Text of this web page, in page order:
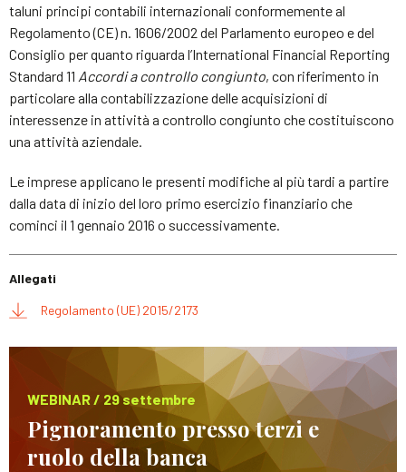
taluni principi contabili internazionali conformemente al
Regolamento (CE) n. 1606/2002 del Parlamento europeo e del
Consiglio per quanto riguarda l’International Financial Reporting
Standard 11 Accordi a controllo congiunto, con riferimento in
particolare alla contabilizzazione delle acquisizioni di
interessenze in attività a controllo congiunto che costituiscono
una attività aziendale.
Le imprese applicano le presenti modifiche al più tardi a partire
dalla data di inizio del loro primo esercizio finanziario che
cominci il 1 gennaio 2016 o successivamente.
Allegati
Regolamento (UE) 2015/2173
WEBINAR / 29 settembre
Pignoramento presso terzi e
ruolo della banca